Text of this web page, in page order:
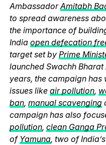
AmbassadorAmitabh
to spread awareness
the importance of
India open defecation
target set by Prime
launched Swachh Bharat
years, the campaign
issues like air pollution,
ban, manual scavenging
campaign has also
pollution, clean Ganga
of Yamuna, two of